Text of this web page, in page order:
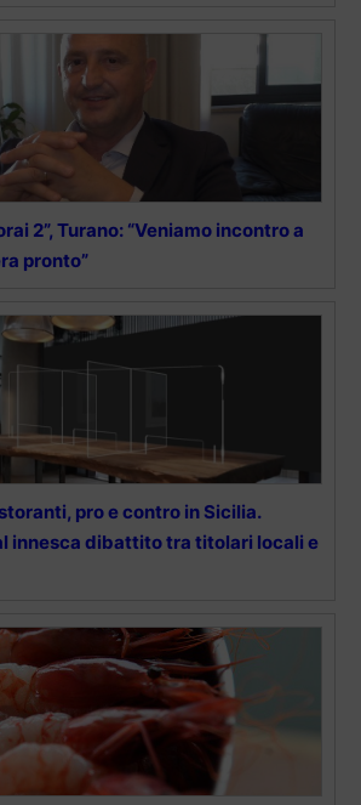
2”, Turano: “Veniamo incontro a
pronto”
pro e contro in Sicilia.
innesca dibattito tra titolari locali e